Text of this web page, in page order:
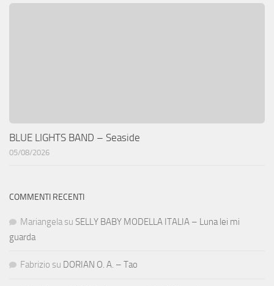
BLUE LIGHTS BAND – Seaside
05/08/2026
COMMENTI RECENTI
Mariangela su SELLY BABY MODELLA ITALIA – Luna lei mi
guarda
Fabrizio su DORIAN O. A. – Tao